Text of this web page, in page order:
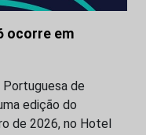
ocorre em
Portuguesa de
edição do
de 2026, no Hotel